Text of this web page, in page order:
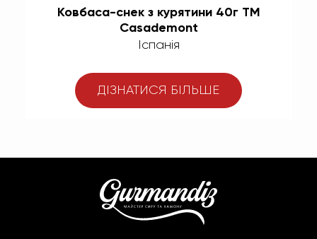
Ковбаса-снек з курятини 40г TM
Casademont
Іспанія
ДІЗНАТИСЯ БІЛЬШЕ